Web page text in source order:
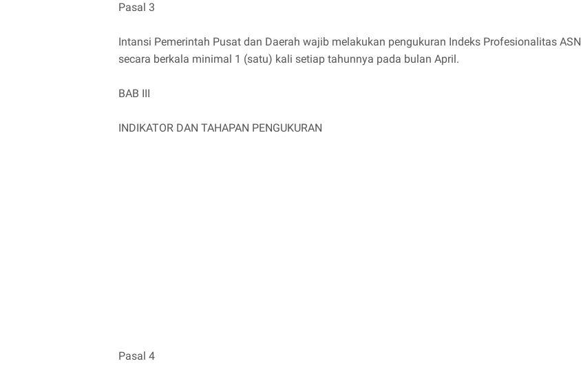
Pasal 3
Intansi Pemerintah Pusat dan Daerah wajib melakukan pengukuran Indeks Profesionalitas ASN
secara berkala minimal 1 (satu) kali setiap tahunnya pada bulan April.
BAB III
INDIKATOR DAN TAHAPAN PENGUKURAN
Pasal 4